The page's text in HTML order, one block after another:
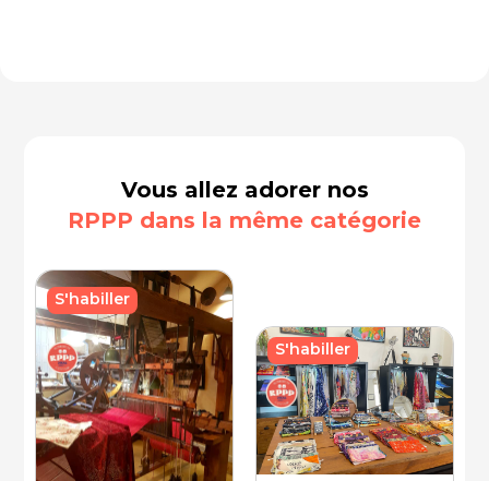
Vous allez adorer nos
RPPP dans la même catégorie
S'habiller
S'habiller